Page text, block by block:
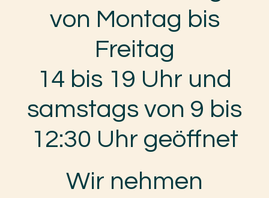
von Montag bis
Freitag
14 bis 19 Uhr und
samstags von 9 bis
12:30 Uhr geöffnet
Wir nehmen